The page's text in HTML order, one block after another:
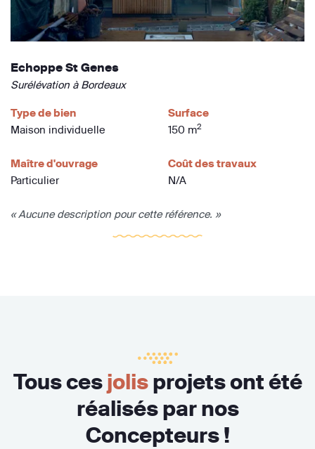
Echoppe St Genes
Surélévation à Bordeaux
Type de bien
Maison individuelle
Surface
150 m2
Maître d'ouvrage
Particulier
Coût des travaux
N/A
« Aucune description pour cette référence. »
Tous cesjolisprojets ont été
réalisés par nos
Concepteurs !